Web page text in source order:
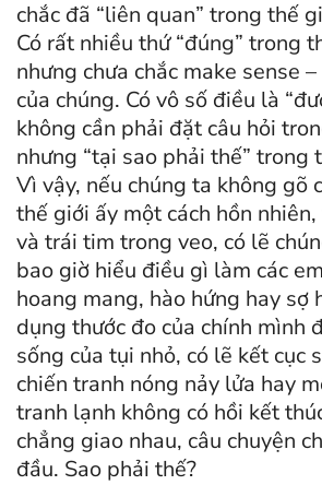
chắc đã “liên quan” trong thế
Có rất nhiều thứ “đúng” trong
nhưng chưa chắc make sense
của chúng. Có vô số điều là
không cần phải đặt câu hỏi
nhưng “tại sao phải thế” trong
Vì vậy, nếu chúng ta không gõ
thế giới ấy một cách hồn
và trái tim trong veo, có lẽ
bao giờ hiểu điều gì làm các
hoang mang, hào hứng hay sợ
dụng thước đo của chính mình
sống của tụi nhỏ, có lẽ kết cục
chiến tranh nóng nảy lửa hay
tranh lạnh không có hồi kết
chẳng giao nhau, câu chuyện
đầu. Sao phải thế?